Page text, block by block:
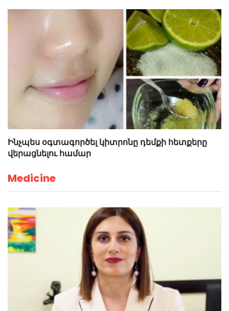
Ինչպես օգտագործել կիտրոնը դեմքի հետքերը
վերացնելու համար
Medicine